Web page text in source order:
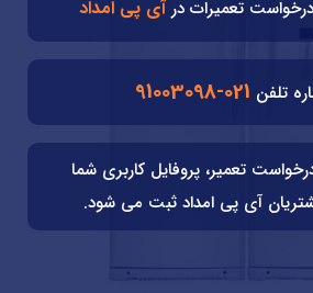
تعمیرات درآی پی امداد
تلفن 021-91003098
تعمیر، پروفایل کاربری شما
آی پی امداد ثبت می شود.